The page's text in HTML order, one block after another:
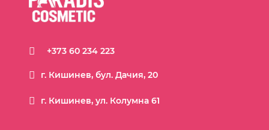
г. Кишинев, ул. Колумна 61
+373 60 234 223
г. Кишинев, бул. Дачия, 20